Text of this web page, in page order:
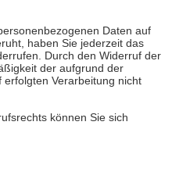
Daten auf
haben Sie jederzeit das
Durch den Widerruf der
der aufgrund der
erfolgten Verarbeitung nicht
können Sie sich